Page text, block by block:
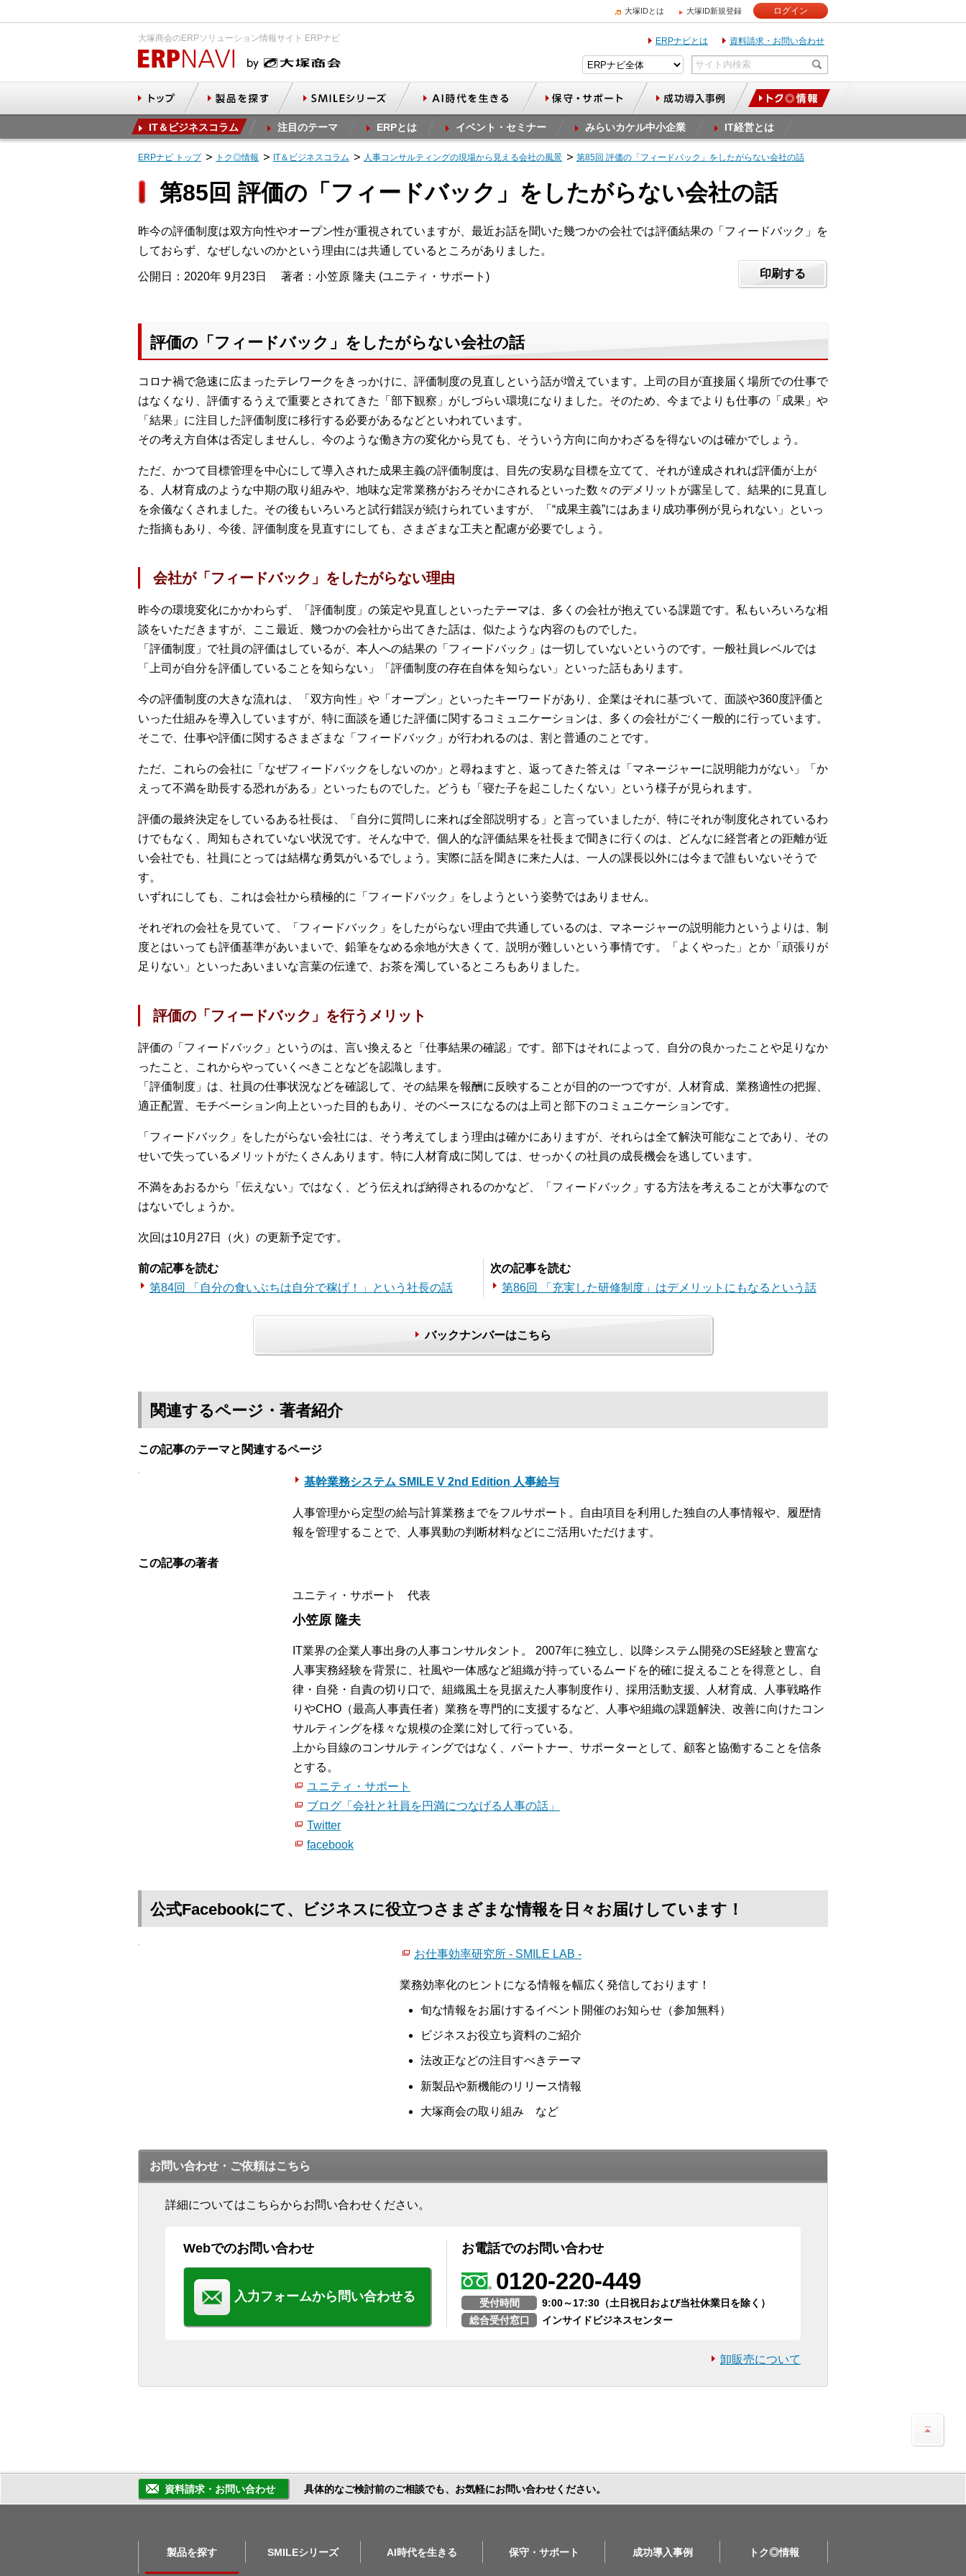
大塚IDとは 大塚ID新規登録 ログイン
大塚商会のERPソリューション情報サイト ERPナビ ERPナビとは 資料請求・お問い合わせ
IT＆ビジネスコラム 注目のテーマ ERPとは イベント・セミナー みらいカケル中小企業 IT経営とは
ERPナビ トップ トク◎情報 IT＆ビジネスコラム 人事コンサルティングの現場から見える会社の風景 第85回 評価の「フィードバック」をしたがらない会社の話
第85回 評価の「フィードバック」をしたがらない会社の話
昨今の評価制度は双方向性やオープン性が重視されていますが、最近お話を聞いた幾つかの会社では評価結果の「フィードバック」を
しておらず、なぜしないのかという理由には共通しているところがありました。
公開日：2020年 9月23日 著者：小笠原 隆夫 (ユニティ・サポート) 印刷する
評価の「フィードバック」をしたがらない会社の話
コロナ禍で急速に広まったテレワークをきっかけに、評価制度の見直しという話が増えています。上司の目が直接届く場所での仕事で
はなくなり、評価するうえで重要とされてきた「部下観察」がしづらい環境になりました。そのため、今までよりも仕事の「成果」や
「結果」に注目した評価制度に移行する必要があるなどといわれています。
その考え方自体は否定しませんし、今のような働き方の変化から見ても、そういう方向に向かわざるを得ないのは確かでしょう。
ただ、かつて目標管理を中心にして導入された成果主義の評価制度は、目先の安易な目標を立てて、それが達成されれば評価が上が
る、人材育成のような中期の取り組みや、地味な定常業務がおろそかにされるといった数々のデメリットが露呈して、結果的に見直し
を余儀なくされました。その後もいろいろと試行錯誤が続けられていますが、「“成果主義”にはあまり成功事例が見られない」といっ
た指摘もあり、今後、評価制度を見直すにしても、さまざまな工夫と配慮が必要でしょう。
会社が「フィードバック」をしたがらない理由
昨今の環境変化にかかわらず、「評価制度」の策定や見直しといったテーマは、多くの会社が抱えている課題です。私もいろいろな相
談をいただきますが、ここ最近、幾つかの会社から出てきた話は、似たような内容のものでした。
「評価制度」で社員の評価はしているが、本人への結果の「フィードバック」は一切していないというのです。一般社員レベルでは
「上司が自分を評価していることを知らない」「評価制度の存在自体を知らない」といった話もあります。
今の評価制度の大きな流れは、「双方向性」や「オープン」といったキーワードがあり、企業はそれに基づいて、面談や360度評価と
いった仕組みを導入していますが、特に面談を通じた評価に関するコミュニケーションは、多くの会社がごく一般的に行っています。
そこで、仕事や評価に関するさまざまな「フィードバック」が行われるのは、割と普通のことです。
ただ、これらの会社に「なぜフィードバックをしないのか」と尋ねますと、返ってきた答えは「マネージャーに説明能力がない」「か
えって不満を助長する恐れがある」といったものでした。どうも「寝た子を起こしたくない」という様子が見られます。
評価の最終決定をしているある社長は、「自分に質問しに来れば全部説明する」と言っていましたが、特にそれが制度化されているわ
けでもなく、周知もされていない状況です。そんな中で、個人的な評価結果を社長まで聞きに行くのは、どんなに経営者との距離が近
い会社でも、社員にとっては結構な勇気がいるでしょう。実際に話を聞きに来た人は、一人の課長以外には今まで誰もいないそうで
す。
いずれにしても、これは会社から積極的に「フィードバック」をしようという姿勢ではありません。
それぞれの会社を見ていて、「フィードバック」をしたがらない理由で共通しているのは、マネージャーの説明能力というよりは、制
度とはいっても評価基準があいまいで、鉛筆をなめる余地が大きくて、説明が難しいという事情です。「よくやった」とか「頑張りが
足りない」といったあいまいな言葉の伝達で、お茶を濁しているところもありました。
評価の「フィードバック」を行うメリット
評価の「フィードバック」というのは、言い換えると「仕事結果の確認」です。部下はそれによって、自分の良かったことや足りなか
ったこと、これからやっていくべきことなどを認識します。
「評価制度」は、社員の仕事状況などを確認して、その結果を報酬に反映することが目的の一つですが、人材育成、業務適性の把握、
適正配置、モチベーション向上といった目的もあり、そのベースになるのは上司と部下のコミュニケーションです。
「フィードバック」をしたがらない会社には、そう考えてしまう理由は確かにありますが、それらは全て解決可能なことであり、その
せいで失っているメリットがたくさんあります。特に人材育成に関しては、せっかくの社員の成長機会を逃しています。
不満をあおるから「伝えない」ではなく、どう伝えれば納得されるのかなど、「フィードバック」する方法を考えることが大事なので
はないでしょうか。
次回は10月27日（火）の更新予定です。
前の記事を読む
第84回 「自分の食いぶちは自分で稼げ！」という社長の話
次の記事を読む
第86回 「充実した研修制度」はデメリットにもなるという話
バックナンバーはこちら
関連するページ・著者紹介
この記事のテーマと関連するページ
基幹業務システム SMILE V 2nd Edition 人事給与
人事管理から定型の給与計算業務までをフルサポート。自由項目を利用した独自の人事情報や、履歴情
報を管理することで、人事異動の判断材料などにご活用いただけます。
この記事の著者
ユニティ・サポート 代表
小笠原 隆夫
IT業界の企業人事出身の人事コンサルタント。 2007年に独立し、以降システム開発のSE経験と豊富な
人事実務経験を背景に、社風や一体感など組織が持っているムードを的確に捉えることを得意とし、自
律・自発・自責の切り口で、組織風土を見据えた人事制度作り、採用活動支援、人材育成、人事戦略作
りやCHO（最高人事責任者）業務を専門的に支援するなど、人事や組織の課題解決、改善に向けたコン
サルティングを様々な規模の企業に対して行っている。
上から目線のコンサルティングではなく、パートナー、サポーターとして、顧客と協働することを信条
とする。
ユニティ・サポート
ブログ「会社と社員を円満につなげる人事の話」
Twitter
facebook
公式Facebookにて、ビジネスに役立つさまざまな情報を日々お届けしています！
お仕事効率研究所 - SMILE LAB -
業務効率化のヒントになる情報を幅広く発信しております！
旬な情報をお届けするイベント開催のお知らせ（参加無料）
ビジネスお役立ち資料のご紹介
法改正などの注目すべきテーマ
新製品や新機能のリリース情報
大塚商会の取り組み など
お問い合わせ・ご依頼はこちら
詳細についてはこちらからお問い合わせください。
Webでのお問い合わせ
入力フォームから問い合わせる
お電話でのお問い合わせ
0120-220-449
受付時間
9:00～17:30（土日祝日および当社休業日を除く）
総合受付窓口
インサイドビジネスセンター
卸販売について
資料請求・お問い合わせ 具体的なご検討前のご相談でも、お気軽にお問い合わせください。
製品を探す SMILEシリーズ AI時代を生きる 保守・サポート 成功導入事例 トク◎情報